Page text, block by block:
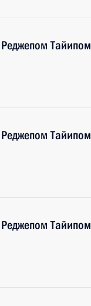
Тайипом
Тайипом
Тайипом